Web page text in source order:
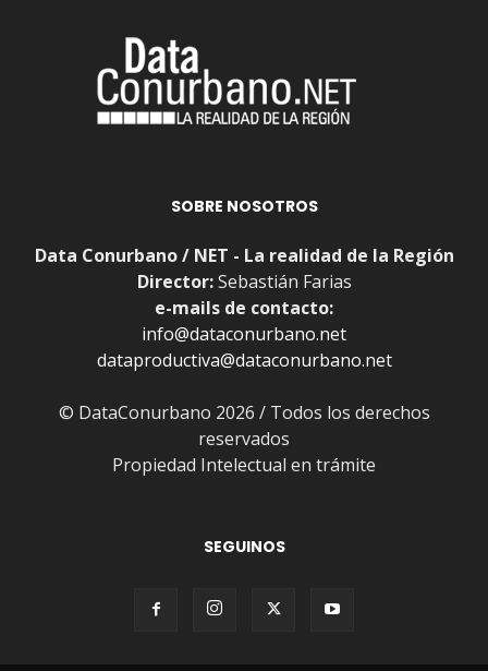
SOBRE NOSOTROS
Data Conurbano / NET - La realidad de la Región
Director:Sebastián Farias
e-mails de contacto:
info@dataconurbano.net
dataproductiva@dataconurbano.net
© DataConurbano 2026 / Todos los derechos
reservados
Propiedad Intelectual en trámite
SEGUINOS